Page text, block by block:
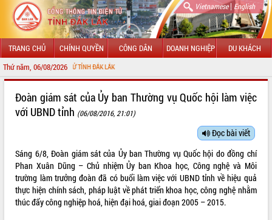
Vietnamese| English
TRANG CHỦ CHÍNH QUYỀN CÔNG DÂN DOANH NGHIỆP DU KHÁCH
Thứ năm, 06/08/2026
TIN ĐIỆN TỬ TỈNH ĐẮK LẮK
LÃNH ĐẠO UBND TỈNH
SỞ, BAN, NGÀNH
UBND CÁC XÃ, PHƯỜNG
Đoàn giám sát của Ủy ban Thường vụ Quốc hội làm việc
với UBND tỉnh (06/08/2016, 21:01)
Đọc bài viết
Sáng 6/8, Đoàn giám sát của Ủy ban Thường vụ Quốc hội do đồng chí
Phan Xuân Dũng – Chủ nhiệm Ủy ban Khoa học, Công nghệ và Môi
trường làm trưởng đoàn đã có buổi làm việc với UBND tỉnh về hiệu quả
thực hiện chính sách, pháp luật về phát triển khoa học, công nghệ nhằm
thúc đẩy công nghiệp hoá, hiện đại hoá, giai đoạn 2005 – 2015.